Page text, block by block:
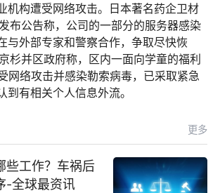
机构遭受网络攻击。日本著名药企卫材
布公告称，公司的一部分的服务器感染
与外部专家和警察合作，争取尽快恢
杉并区政府称，区内一面向学童的福利
网络攻击并感染勒索病毒，已采取紧急
到有相关个人信息外流。
更多
些工作？车祸后
-全球最资讯